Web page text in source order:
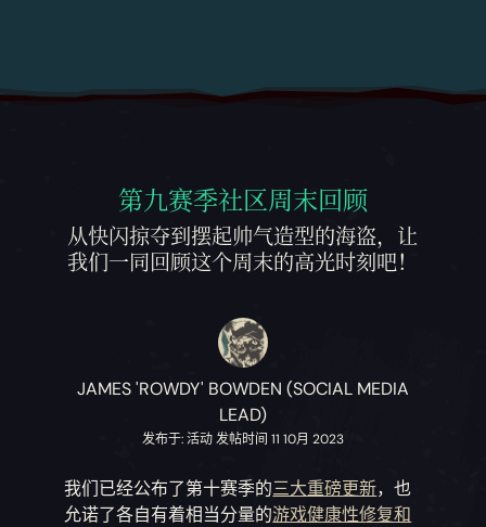
第九赛季社区周末回顾
从快闪掠夺到摆起帅气造型的海盗，让
我们一同回顾这个周末的高光时刻吧！
JAMES 'ROWDY' BOWDEN (SOCIAL MEDIA
LEAD)
发布于: 活动 发帖时间 11 10月 2023
我们已经公布了第十赛季的三大重磅更新，也
允诺了各自有着相当分量的游戏健康性修复和